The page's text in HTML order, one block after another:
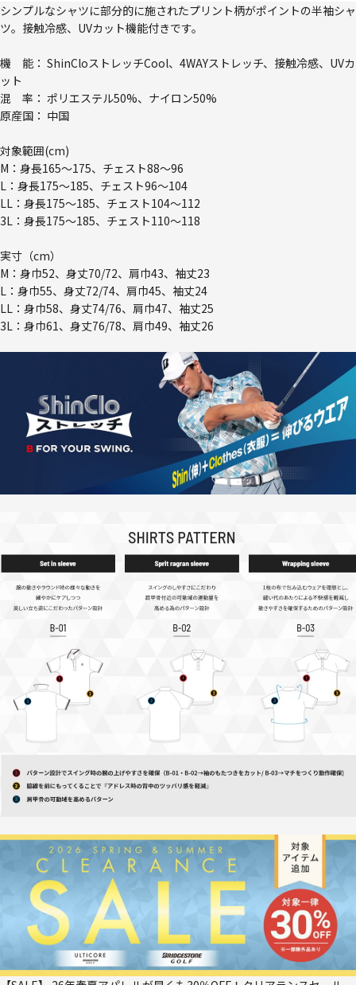
シンプルなシャツに部分的に施されたプリント柄がポイントの半袖シャ
ツ。接触冷感、UVカット機能付きです。
機 能： ShinCloストレッチCool、4WAYストレッチ、接触冷感、UVカ
ット
混 率： ポリエステル50%、ナイロン50%
原産国： 中国
対象範囲(cm)
M：身長165～175、チェスト88～96
L：身長175～185、チェスト96～104
LL：身長175～185、チェスト104～112
3L：身長175～185、チェスト110～118
実寸（cm）
M：身巾52、身丈70/72、肩巾43、袖丈23
L：身巾55、身丈72/74、肩巾45、袖丈24
LL：身巾58、身丈74/76、肩巾47、袖丈25
3L：身巾61、身丈76/78、肩巾49、袖丈26